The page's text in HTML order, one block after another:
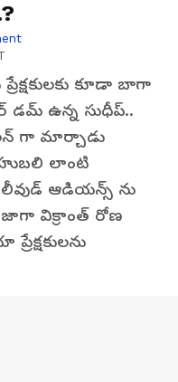
కూడా బాగా
డమ్ ఉన్న సుధీప్..
గా మార్చాడు
లాంటి
ఆడియన్స్ ను
విక్రాంత్ రోణ